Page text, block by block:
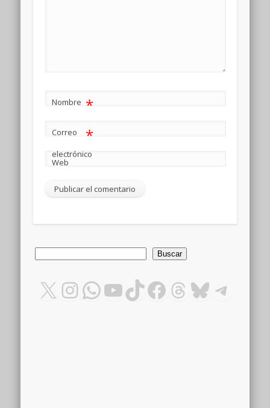
Nombre *
Correo
electrónico
*
Web
Buscar
X Instagram
WhatsApp
YouTube
TikTok
Facebook
Threads
Bluesky